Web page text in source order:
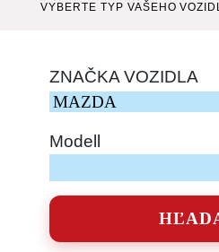
VYBERTE TYP VAŠEHO
ZNAČKA VOZIDLA
Modell